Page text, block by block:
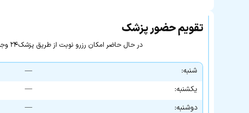
تقویم حضور پزشک
در حال حاضر امکان رزرو نوبت از طریق پزشک۲۴ وجود ندارد
شنبه:
—
یکشنبه:
—
دوشنبه:
—